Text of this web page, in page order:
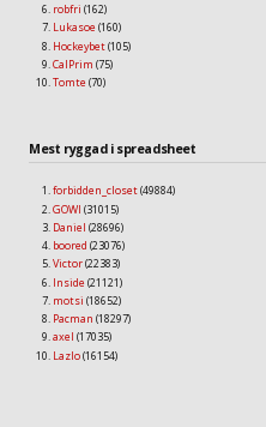
robfri (162)
Lukasoe (160)
Hockeybet(105)
CalPrim (75)
Tomte (70)
Mest ryggad i spreadsheet
forbidden_closet(49884)
GOWI (31015)
Daniel (28696)
boored (23076)
Victor(22383)
Inside (21121)
motsi (18652)
Pacman (18297)
axel (17035)
Lazlo(16154)